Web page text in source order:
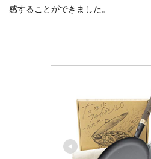
感することができました。